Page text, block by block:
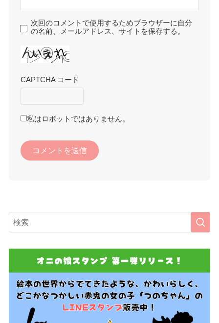
次回のコメントで使用するためブラウザーに自分
の名前、メールアドレス、サイトを保存する。
CAPTCHA コード
私はロボットではありません。